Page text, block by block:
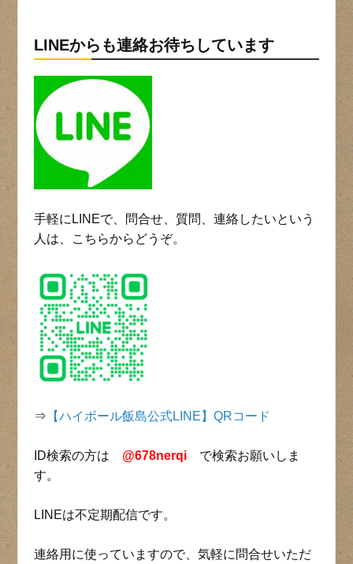
LINEからも連絡お待ちしています
手軽にLINEで、問合せ、質問、連絡したいという
人は、こちらからどうぞ。
⇒ 【ハイボール飯島公式LINE】QRコード
ID検索の方は @678nerqi
で検索お願いしま
す。
LINEは不定期配信です。
連絡用に使っていますので、気軽に問合せいただ